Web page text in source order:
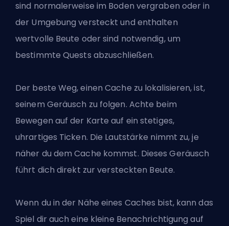
sind normalerweise im Boden vergraben oder in
der Umgebung versteckt und enthalten
wertvolle Beute oder sind notwendig, um
bestimmte Quests abzuschließen.
Der beste Weg, einen Cache zu lokalisieren, ist,
seinem Geräusch zu folgen. Achte beim
Bewegen auf der Karte auf ein stetiges,
uhrartiges Ticken. Die Lautstärke nimmt zu, je
näher du dem Cache kommst. Dieses Geräusch
führt dich direkt zur versteckten Beute.
Wenn du in der Nähe eines Caches bist, kann das
Spiel dir auch eine kleine Benachrichtigung auf